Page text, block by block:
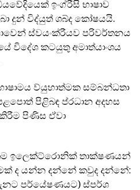
ඉංග්රීසි භාෂාව
දුන් විද්යුත් ශබ්ද කෝෂයයි.
ස්වයංක්රීයව පරිවර්තනය
විදේශ කටයුතු අමාත්යාංශය
ව්යුහාත්මක සම්බන්ධතා
පිළිබඳ ප්රධාන අදහස
කිරීම පිණිස ඒවා
ඉලෙක්ට්රොනික් තාක්ෂණයන්
ද යන්න දන්නේ කවුද දන්නේ:
පර්යේෂණයට) ස්පර්ශ